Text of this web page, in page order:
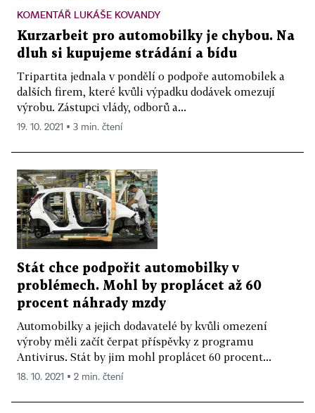
KOMENTÁŘ LUKÁŠE KOVANDY
Kurzarbeit pro automobilky je chybou. Na
dluh si kupujeme strádání a bídu
Tripartita jednala v pondělí o podpoře automobilek a
dalších firem, které kvůli výpadku dodávek omezují
výrobu. Zástupci vlády, odborů a...
19. 10. 2021 ▪ 3 min. čtení
Stát chce podpořit automobilky v
problémech. Mohl by proplácet až 60
procent náhrady mzdy
Automobilky a jejich dodavatelé by kvůli omezení
výroby měli začít čerpat příspěvky z programu
Antivirus. Stát by jim mohl proplácet 60 procent...
18. 10. 2021 ▪ 2 min. čtení